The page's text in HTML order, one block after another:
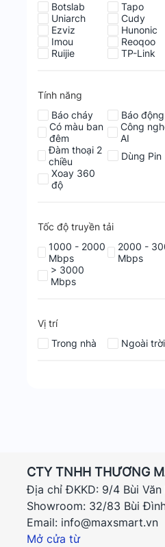
Botslab
Tapo
Uniarch
Cudy
Ezviz
Hunonic
Imou
Reoqoo
Ruijie
TP-Link
Tính năng
Báo cháy
Báo động
Có màu ban
đêm
Công
AI
Đàm thoại 2
chiều
Dùng Pin
Xoay 360
độ
Tốc độ truyền tải
1000 - 2000
Mbps
2000 -
Mbps
> 3000
Mbps
Vị trí
Trong nhà
Ngoài trời
CTY TNHH THƯƠNG
Địa chỉ ĐKKD: 9/4 Bùi Văn
Showroom: 32/83 Bùi Đình
Email: info@maxsmart.vn
Mở cửa từ